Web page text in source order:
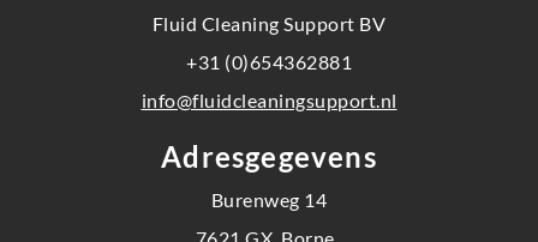
Fluid Cleaning Support BV
+31 (0)654362881
info@fluidcleaningsupport.nl
Adresgegevens
Burenweg 14